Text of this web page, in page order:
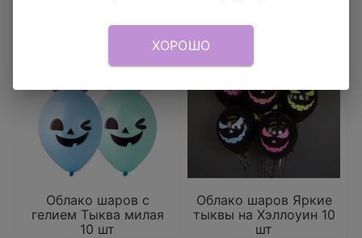
Облако шаров с
гелием Тыква милая
10 шт
Облако шаров Яркие
тыквы на Хэллоуин 10
шт
ХОРОШО